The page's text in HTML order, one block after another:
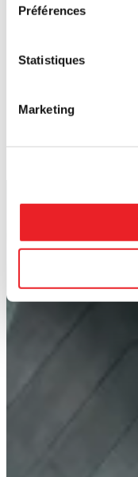
Préférences
Statistiques
Marketing